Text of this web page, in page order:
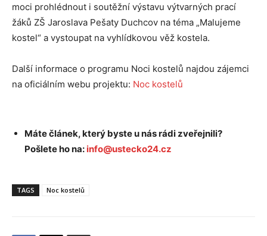
moci prohlédnout i soutěžní výstavu výtvarných prací
žáků ZŠ Jaroslava Pešaty Duchcov na téma „Malujeme
kostel“ a vystoupat na vyhlídkovou věž kostela.
Další informace o programu Noci kostelů najdou zájemci
na oficiálním webu projektu: Noc kostelů
Máte článek, který byste u nás rádi zveřejnili?
Pošlete ho na: info@ustecko24.cz
TAGS Noc kostelů